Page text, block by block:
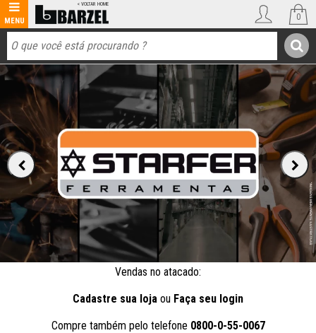
Vendas no atacado:
Cadastre sua loja ou Faça seu login
Compre também pelo telefone 0800-0-55-0067
0